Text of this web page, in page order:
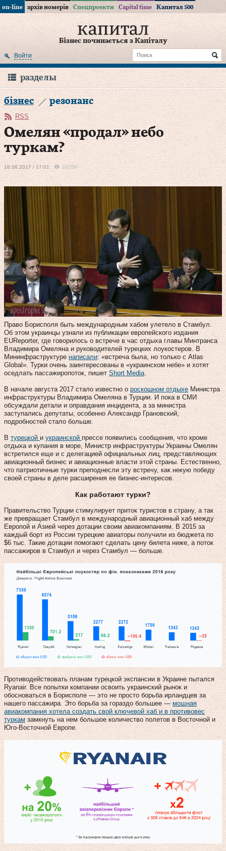
on-line архів номерів Спецпроекти Capital time Капитал 500
Бізнес починається з Капіталу
Войти
разделы
бізнес резонанс
RSS
Омелян «продал» небо
туркам?
18.08.2017 / 17:01 24256
Право Борисполя быть международным хабом улетело в Стамбул.
Об этом украинцы узнали из публикации европейского издания
EUReporter, где говорилось о встрече в час отдыха главы Минтранса
Владимира Омеляна и руководителей турецких лоукостеров. В
Мининфраструктуре написали: «встреча была, но только с Atlas
Global». Турки очень заинтересованы в «украинском небе» и хотят
оседлать пассажиропоток, пишет Short Media
В начале августа 2017 стало известно о роскошном отдыхе Министра
инфраструктуры Владимира Омеляна в Турции. И пока в СМИ
обсуждали детали и оправдания инцидента, а за министра
заступались депутаты, особенно Александр Грановский,
подробностей стало больше.
В турецкой и украинской прессе появились сообщения, что кроме
отдыха и купания в море, Министр инфраструктуры Украины Омелян
встретился еще и с делегацией официальных лиц, представляющих
авиационный бизнес и авиационные власти этой страны. Естественно,
что патриотичные турки преподнесли эту встречу, как некую победу
своей страны в деле расширения ее бизнес-интересов.
Как работают турки?
Правительство Турции стимулирует приток туристов в страну, а так
же превращает Стамбул в международный авиационный хаб между
Европой и Азией через дотации своим авиакомпаниям. В 2015 за
каждый борт из России турецкие авиаторы получили из бюджета по
$6 тыс. Такие дотации помогают сделать цену билета ниже, а поток
пассажиров в Стамбул и через Стамбул — больше.
Противодействовать планам турецкой экспансии в Украине пытался
Ryanair. Все попытки компании освоить украинский рынок и
обосноваться в Борисполе — это не просто борьба ирландцев за
нашего пассажира. Это борьба за гораздо большее — мощная
авиакомпания хотела создать свой ключевой хаб и в противовес
туркам замкнуть на нем большое количество полетов в Восточной и
Юго-Восточной Европе.